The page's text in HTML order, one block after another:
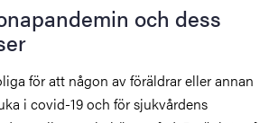
och dess
för att någon av föräldrar eller annan
i covid-19 och för sjukvårdens